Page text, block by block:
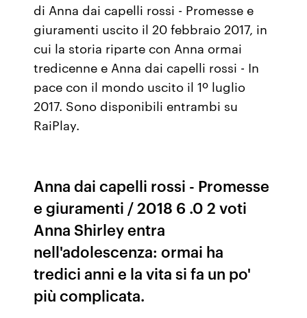
di Anna dai capelli rossi - Promesse e
giuramenti uscito il 20 febbraio 2017, in
cui la storia riparte con Anna ormai
tredicenne e Anna dai capelli rossi - In
pace con il mondo uscito il 1º luglio
2017. Sono disponibili entrambi su
RaiPlay.
Anna dai capelli rossi - Promesse
e giuramenti / 2018 6 .0 2 voti
Anna Shirley entra
nell'adolescenza: ormai ha
tredici anni e la vita si fa un po'
più complicata.